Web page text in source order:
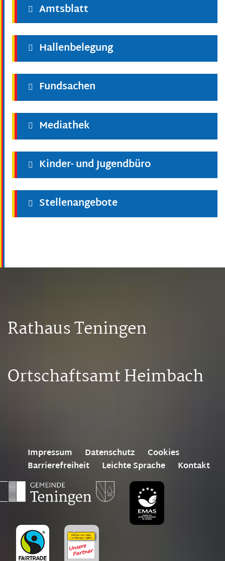
Amtsblatt
Hallenbelegung
Fundsachen
Mediathek
Kinder- und Jugendbüro
Stellenangebote
Rathaus Teningen
Ortschaftsamt Heimbach
Impressum Datenschutz
Cookies
Barrierefreiheit
Leichte Sprache Kontakt